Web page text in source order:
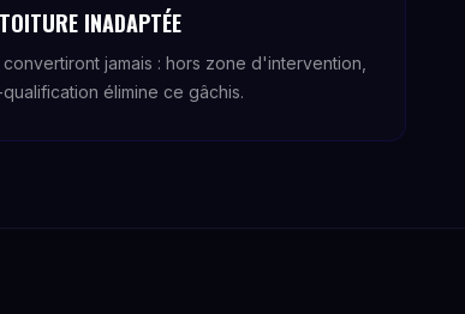
INADAPTÉE
jamais : hors zone d'intervention,
élimine ce gâchis.